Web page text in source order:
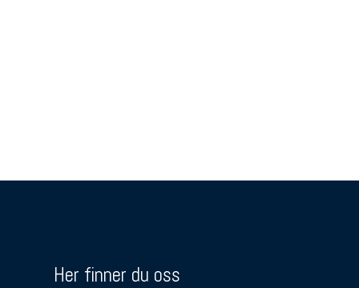
Her finner du oss